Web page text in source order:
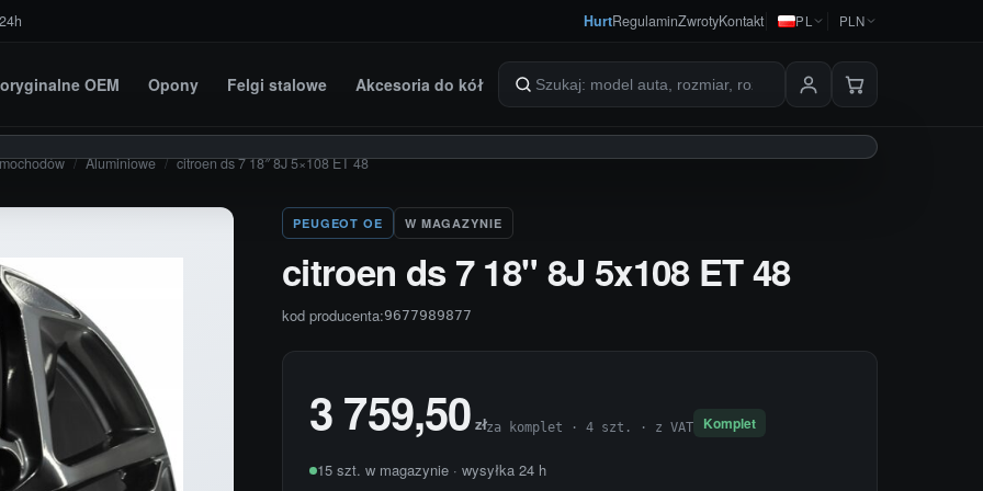
HurtRegulaminZwrotyKontakt PL PLN
OEM Opony Felgi stalowe Akcesoria do kół Szukaj produktów
/ Aluminiowe / citroen ds 7 18″ 8J 5×108 ET 48
PEUGEOT OE W MAGAZYNIE
citroen ds 7 18" 8J 5x108 ET 48
kod producenta:9677989877
3 759,50 złza komplet · 4 szt. · z VAT Komplet
15 szt. w magazynie · wysyłka 24 h